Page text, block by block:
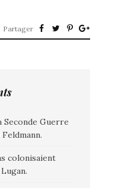
Partager
Guerre
colonisaient